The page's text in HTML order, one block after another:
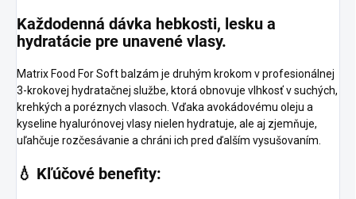
Každodenná dávka hebkosti, lesku a
hydratácie pre unavené vlasy.
Matrix Food For Soft balzám je druhým krokom v profesionálnej
3-krokovej hydratačnej službe, ktorá obnovuje vlhkosť v suchých,
krehkých a poréznych vlasoch. Vďaka avokádovému oleju a
kyseline hyalurónovej vlasy nielen hydratuje, ale aj zjemňuje,
uľahčuje rozčesávanie a chráni ich pred ďalším vysušovaním.
💧 Kľúčové benefity: